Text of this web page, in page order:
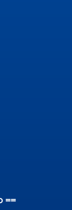
==